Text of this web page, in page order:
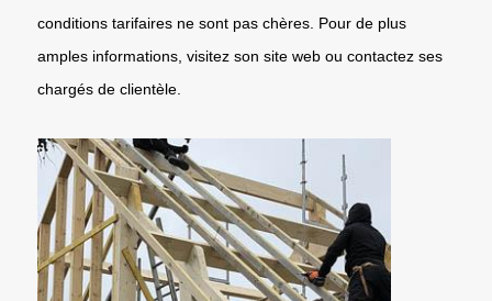
conditions tarifaires ne sont pas chères. Pour de plus
amples informations, visitez son site web ou contactez ses
chargés de clientèle.